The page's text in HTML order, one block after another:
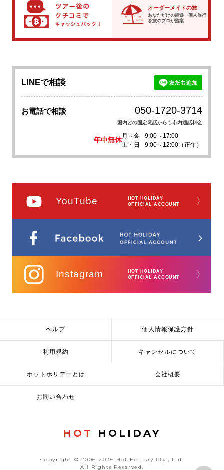
オーダーメイドの旅
あなただけの周遊・個人旅行
を旅のプロが提案
LINEで相談
お電話で相談 050-1720-3714
国内どの固定電話からも市内通話料金
年中無休
月～金
9:00～17:00
土・日
9:00～12:00（正午）
YouTube
HOT HOLIDAY
OFFICIAL ACCOUNT
〉
Instagram
HOT HOLIDAY
OFFICIAL ACCOUNT
〉
ヘルプ 個人情報保護方針
利用規約 キャンセルについて
ホットホリデーとは 会社概要
お問い合わせ
HOT HOLIDAY
Copyright © 2006-2026 Hot Holiday Pty., Ltd.
All Rights Reserved.